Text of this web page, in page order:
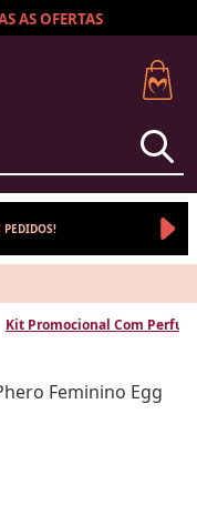
ASOFERTAS
PEDIDOS!
Kit Promocional Com